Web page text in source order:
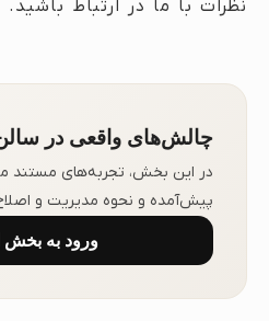
نظرات با ما در ارتباط باشید.
چالش‌های واقعی در
در این بخش، تجربه‌های مستند
پیش‌آمده و نحوه مدیریت و
ورود به بخش